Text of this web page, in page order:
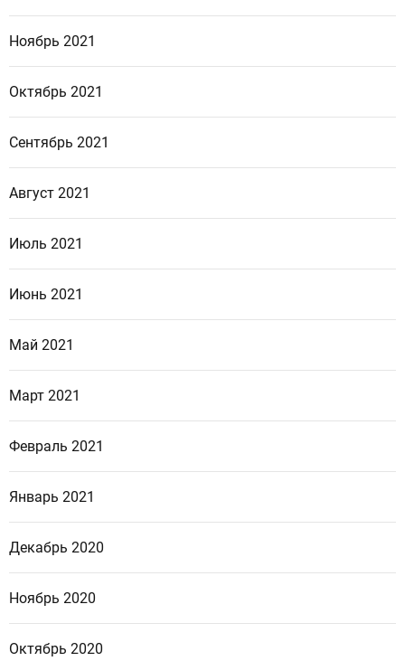
Ноябрь 2021
Октябрь 2021
Сентябрь 2021
Август 2021
Июль 2021
Июнь 2021
Май 2021
Март 2021
Февраль 2021
Январь 2021
Декабрь 2020
Ноябрь 2020
Октябрь 2020